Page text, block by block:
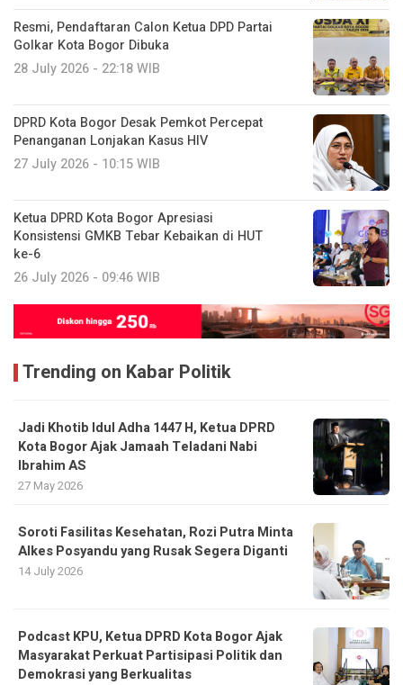
Resmi, Pendaftaran Calon Ketua DPD Partai
Golkar Kota Bogor Dibuka
28 July 2026 - 22:18 WIB
DPRD Kota Bogor Desak Pemkot Percepat
Penanganan Lonjakan Kasus HIV
27 July 2026 - 10:15 WIB
Ketua DPRD Kota Bogor Apresiasi
Konsistensi GMKB Tebar Kebaikan di HUT
ke-6
26 July 2026 - 09:46 WIB
Trending on Kabar Politik
Jadi Khotib Idul Adha 1447 H, Ketua DPRD
Kota Bogor Ajak Jamaah Teladani Nabi
Ibrahim AS
27 May 2026
Soroti Fasilitas Kesehatan, Rozi Putra Minta
Alkes Posyandu yang Rusak Segera Diganti
14 July 2026
Podcast KPU, Ketua DPRD Kota Bogor Ajak
Masyarakat Perkuat Partisipasi Politik dan
Demokrasi yang Berkualitas